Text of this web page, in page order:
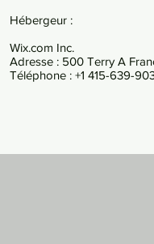
Hébergeur :
Wix.com Inc.
Adresse : 500 Terry A
Téléphone : +1 415-639-